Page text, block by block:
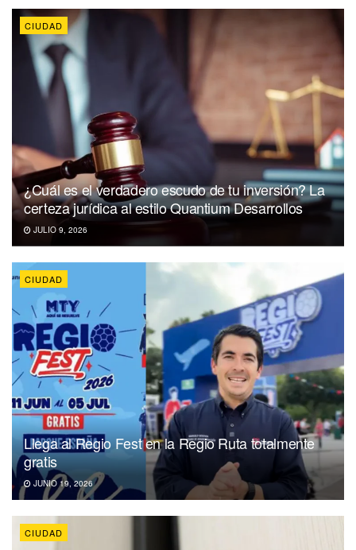
CIUDAD
¿Cuál es el verdadero escudo de tu inversión? La
certeza jurídica al estilo Quantium Desarrollos
JULIO 9, 2026
CIUDAD
Llega al Regio Fest en la Regio Ruta totalmente
gratis
JUNIO 19, 2026
CIUDAD